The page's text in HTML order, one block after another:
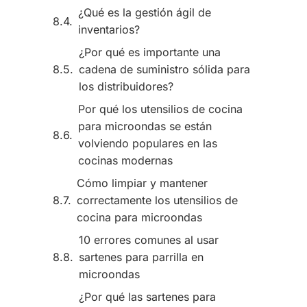
¿Qué es la gestión ágil de
inventarios?
¿Por qué es importante una
cadena de suministro sólida para
los distribuidores?
Por qué los utensilios de cocina
para microondas se están
volviendo populares en las
cocinas modernas
Cómo limpiar y mantener
correctamente los utensilios de
cocina para microondas
10 errores comunes al usar
sartenes para parrilla en
microondas
¿Por qué las sartenes para